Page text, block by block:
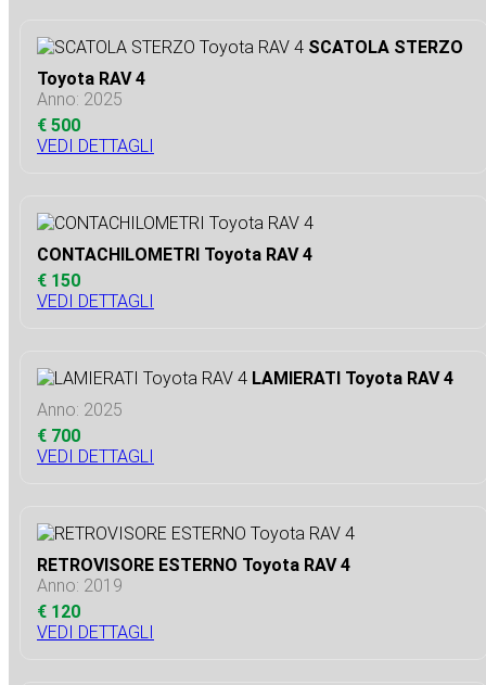
SCATOLA STERZO
Toyota RAV 4
Anno: 2025
€ 500
VEDI DETTAGLI
CONTACHILOMETRI Toyota RAV 4
€ 150
VEDI DETTAGLI
LAMIERATI Toyota RAV 4
Anno: 2025
€ 700
VEDI DETTAGLI
RETROVISORE ESTERNO Toyota RAV 4
Anno: 2019
€ 120
VEDI DETTAGLI